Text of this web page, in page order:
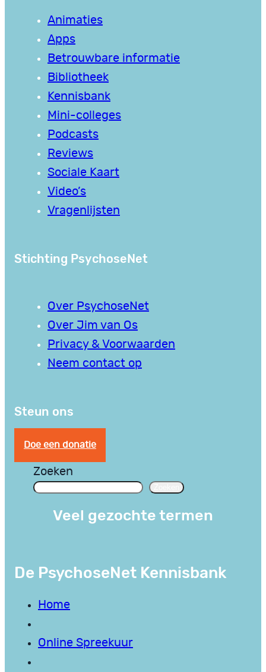
Animaties
Apps
Betrouwbare informatie
Bibliotheek
Kennisbank
Mini-colleges
Podcasts
Reviews
Sociale Kaart
Video’s
Vragenlijsten
Stichting PsychoseNet
Over PsychoseNet
Over Jim van Os
Privacy & Voorwaarden
Neem contact op
Steun ons
Doe een donatie
Zoeken
Veel gezochte termen
De PsychoseNet Kennisbank
Home
Online Spreekuur